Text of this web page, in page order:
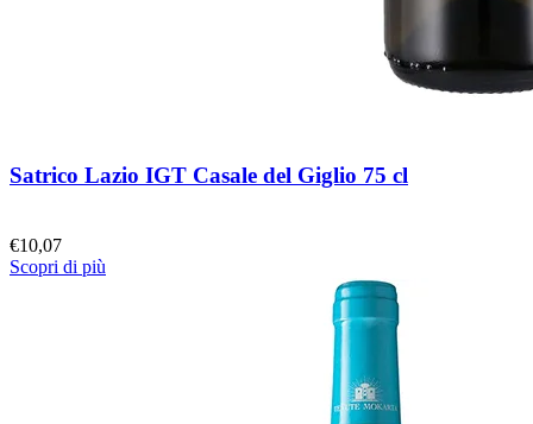
Satrico Lazio IGT Casale del Giglio 75 cl
€10,07
Scopri di più